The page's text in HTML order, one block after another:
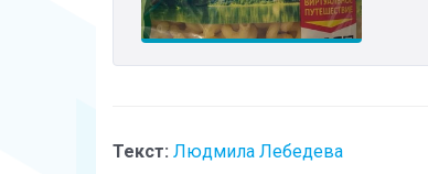
Текст: Людмила Лебедева